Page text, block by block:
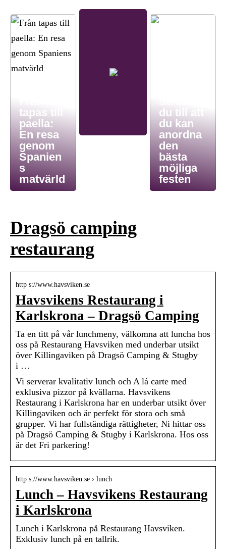
tapas till
paella:
En resa
genom
Spanien
s
matvärld
du till att
du kan
anordna
den
bästa
möjliga
festen
Dragsö camping
restaurang
http s://www.havsviken.se
Havsvikens Restaurang i
Karlskrona – Dragsö Camping
Ta en titt på vår lunchmeny, välkomna att luncha hos
oss på Restaurang Havsviken med underbar utsikt
över Killingaviken på Dragsö Camping & Stugby
i …
Vi serverar kvalitativ lunch och A lá carte med
exklusiva pizzor på kvällarna. Havsvikens
Restaurang i Karlskrona har en underbar utsikt över
Killingaviken och är perfekt för stora och små
grupper. Vi har fullständiga rättigheter, Ni hittar oss
på Dragsö Camping & Stugby i Karlskrona. Hos oss
är det Fri parkering!
http s://www.havsviken.se › lunch
Lunch – Havsvikens Restaurang
i Karlskrona
Lunch i Karlskrona på Restaurang Havsviken.
Exklusiv lunch på en tallrik.